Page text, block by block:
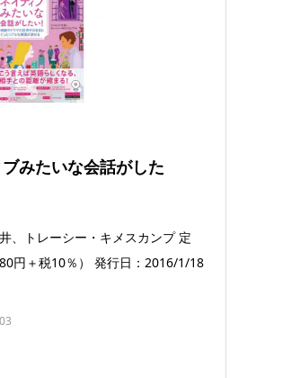
ブみたいな会話がした
、トレーシー・キメスカンプ 定
円＋税10％） 発行日：2016/1/18